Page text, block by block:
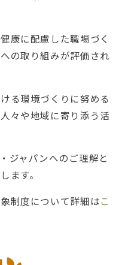
康に配慮した職場づく
の取り組みが評価され
る環境づくりに努める
々や地域に寄り添う活
ジャパンへのご理解と
ます。
制度について詳細はこ